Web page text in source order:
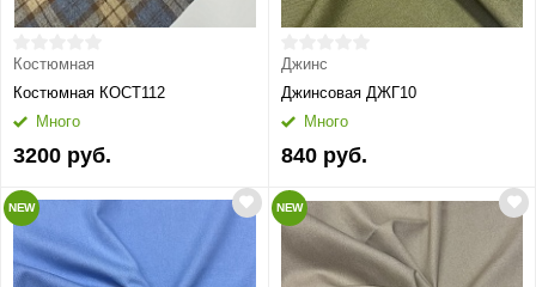
Костюмная
Костюмная КОСТ112
Много
3200 руб.
Джинс
Джинсовая ДЖГ10
Много
840 руб.
NEW NEW